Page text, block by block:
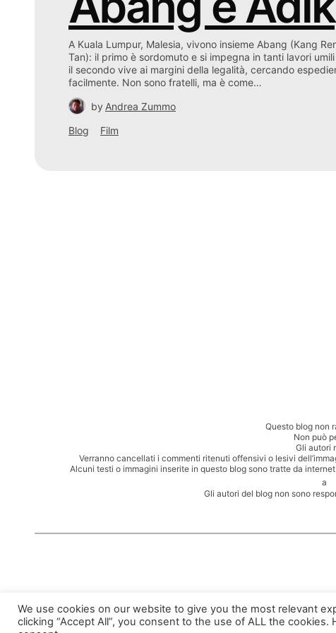
A Kuala Lumpur, Malesia, vivono insieme Abang (Kang
Tan): il primo è sordomuto e si impegna in tanti lavori
il secondo vive ai margini della legalità, cercando
facilmente. Non sono fratelli, ma è come…
by Andrea Zummo
Blog
Film
Questo blog non
Non può
Gli autori
Verranno cancellati i commenti ritenuti offensivi o lesivi
Alcuni testi o immagini inserite in questo blog sono tratte da
a
Gli autori del blog non sono
We use cookies on our website to give you the most relevant
clicking “Accept All”, you consent to the use of ALL the